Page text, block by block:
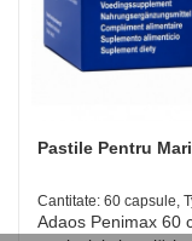
Pastile Pentru
Cantitate: 60 capsule,
Adaos Penimax 60